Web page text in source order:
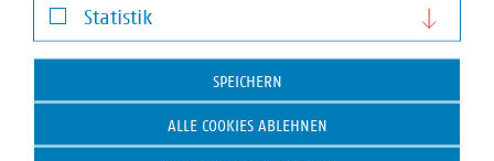
Statistik
Statistik
SPEICHERN
ALLE COOKIES ABLEHNEN